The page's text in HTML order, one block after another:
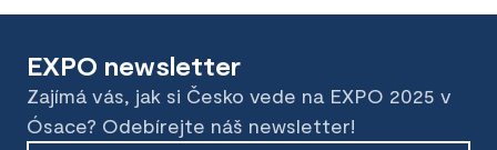
EXPO newsletter
Zajímá vás, jak si Česko vede na EXPO 2025 v
Ósace? Odebírejte náš newsletter!